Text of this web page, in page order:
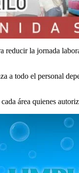
reducir la jornada
a todo el personal
área quienes